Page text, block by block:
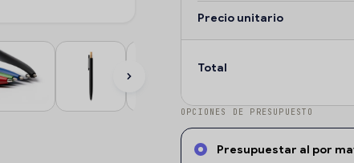
Precio unitario
Total
OPCIONES DE PRESUPUESTO
Presupuestar al por